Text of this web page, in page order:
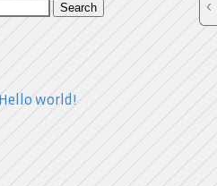
Search
Hello world!